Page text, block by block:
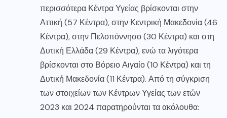
περισσότερα Κέντρα Υγείας βρίσκονται στην
Αττική (57 Κέντρα), στην Κεντρική Μακεδονία (46
Κέντρα), στην Πελοπόννησο (30 Κέντρα) και στη
Δυτική Ελλάδα (29 Κέντρα), ενώ τα λιγότερα
βρίσκονται στο Βόρειο Αιγαίο (10 Κέντρα) και τη
Δυτική Μακεδονία (11 Κέντρα). Από τη σύγκριση
των στοιχείων των Κέντρων Υγείας των ετών
2023 και 2024 παρατηρούνται τα ακόλουθα: